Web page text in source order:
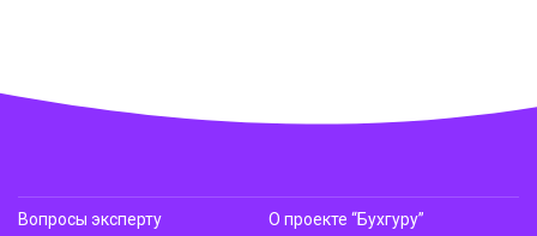
Вопросы эксперту
О проекте “Бухгуру”